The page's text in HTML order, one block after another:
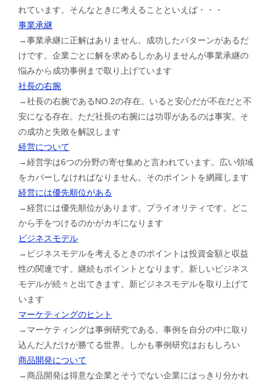
れています。そんなときに考えることといえば・・・
事業承継
→事業承継に正解はありません。成功したパターンがあるだ
けです。企業ごとに解を求めるしかありませんが事業承継の
悩みから成功事例まで取り上げています
社長の右腕
→社長の右腕であるNO.2の存在。いると安心だが不在だと不
安になる存在。ただ社長の右腕には功罪があるのは事実。そ
の成功と失敗を解説します
経営について
→経営学は6つの分野の寄せ集めと言われています。広い領域
をカバーしなければなりません。そのポイントを網羅します
経営には優先順位がある
→経営には優先順位があります。プライオリティです。どこ
から手をつけるのかがカギになります
ビジネスモデル
→ビジネスモデルを考えるときのポイントは投資金額と収益
性の関連です。継続もポイントとなります。新しいビジネス
モデルが続々と出てきます。新ビジネスモデルを取り上げて
います
マーケティングのヒント
→マーケティングは事例研究である。事例を自分の中に取り
込んだ人だけが勝てる世界。しかも事例研究はおもしろい
商品開発について
→商品開発は得意な企業とそうでない企業にはっきり分かれ